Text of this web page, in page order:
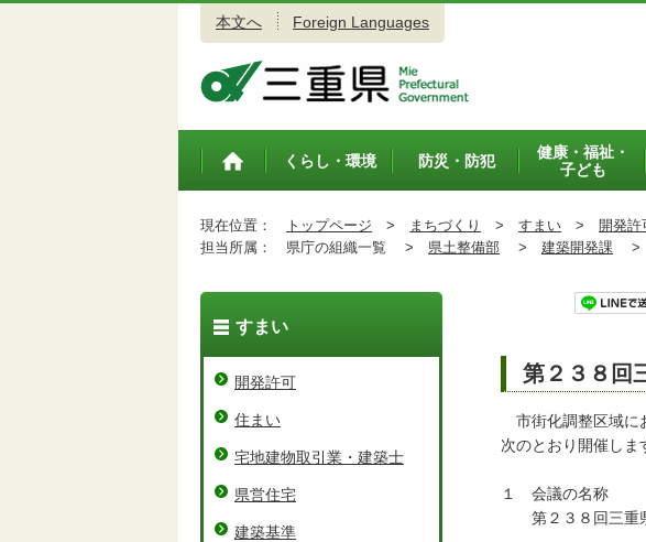
本文へ Foreign Languages
トップペ
くらし・環境 防災・防犯
健康・福祉・
子ども
現在位置： トップページ > まちづくり > すまい > 開発許
担当所属：
県庁の組織一覧 > 県土整備部 > 建築開発課 >
第２３８回
市街化調整区域に
次のとおり開催しま
１ 会議の名称
第２３８回三重
すまい
開発許可
住まい
宅地建物取引業・建築士
県営住宅
建築基準